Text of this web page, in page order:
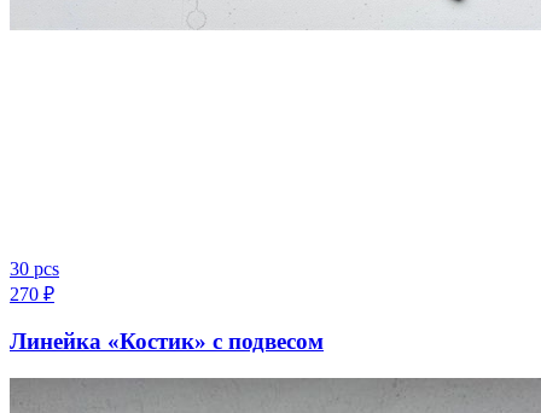
30 pcs
270 ₽
Линейка «Костик» с подвесом